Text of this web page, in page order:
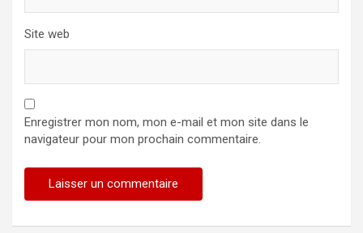
Site web
Enregistrer mon nom, mon e-mail et mon site dans le
navigateur pour mon prochain commentaire.